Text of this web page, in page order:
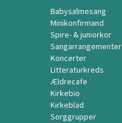
Babysalmesang
Minikonfirmand
Spire- & juniorkor
Sangarrangementer
Koncerter
Litteraturkreds
Ældrecafe
Kirkebio
Kirkeblad
Sorggrupper